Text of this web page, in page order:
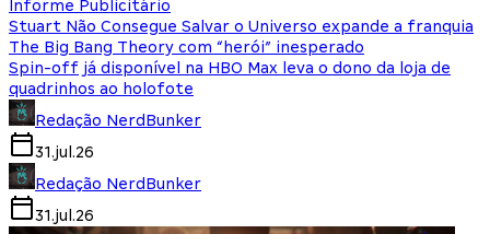
Informe Publicitário
Stuart Não Consegue Salvar o Universo expande a franquia
The Big Bang Theory com “herói” inesperado
Spin-off já disponível na HBO Max leva o dono da loja de
quadrinhos ao holofote
Redação NerdBunker
31.jul.26
Redação NerdBunker
31.jul.26